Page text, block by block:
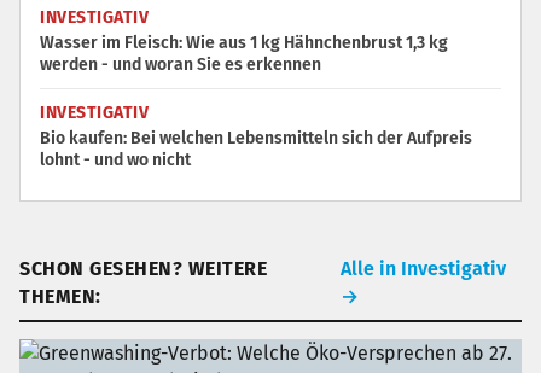
INVESTIGATIV
Wasser im Fleisch: Wie aus 1 kg Hähnchenbrust 1,3 kg
werden - und woran Sie es erkennen
INVESTIGATIV
Bio kaufen: Bei welchen Lebensmitteln sich der Aufpreis
lohnt - und wo nicht
SCHON GESEHEN? WEITERE
THEMEN:
Alle in Investigativ
→